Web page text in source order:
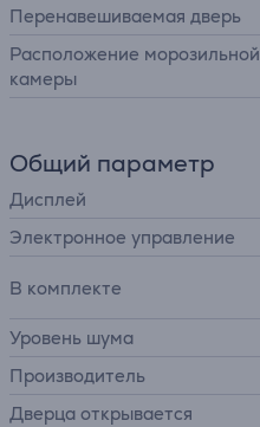
Перенавешиваемая дверь
Расположение морозильной
камеры
Общий параметр
Дисплей
Электронное управление
В комплекте
Уровень шума
Производитель
Дверца открывается